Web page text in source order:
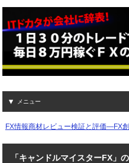
メニュー
FX情報商材レビュー検証と評価―FX
「キャンドルマイスターFX」